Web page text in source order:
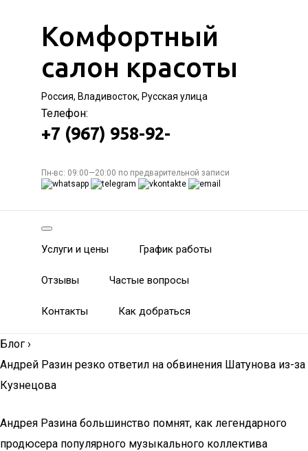
Комфортный
салон красоты
Россия, Владивосток, Русская улица
Телефон:
+7 (967) 958-92-
Пн-вс: 09:00—20:00 по предварительной записи
Услуги и цены График работы
Отзывы Частые вопросы
Контакты Как добраться
Блог ›
Андрей Разин резко ответил на обвинения Шатунова из-за
Кузнецова
Андрея Разина большинство помнят, как легендарного
продюсера популярного музыкального коллектива